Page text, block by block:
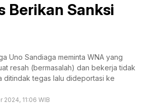
Berikan Sanksi
Uno Sandiaga meminta WNA yang
resah (bermasalah) dan bekerja tidak
ditindak tegas lalu dideportasi ke
11:06 WIB